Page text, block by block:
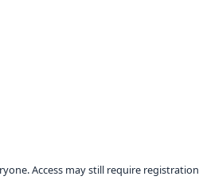
Access may still require